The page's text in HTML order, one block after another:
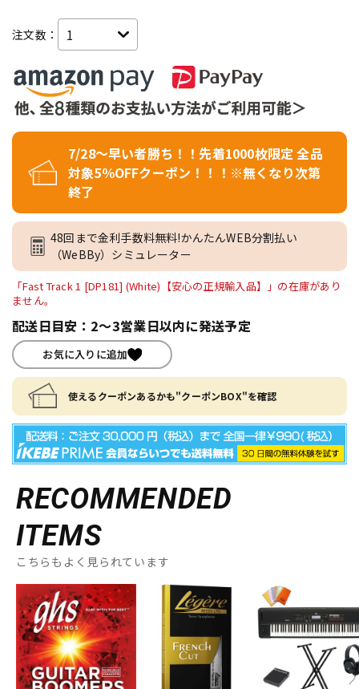
注文数：
7/28～早い者勝ち！！先着1000枚限定 全品
対象5％OFFクーポン！！！※無くなり次第
終了
48回まで金利手数料無料!かんたんWEB分割払い
（WeBBy）シミュレーター
「Fast Track 1 [DP181] (White)【安心の正規輸入品】」の在庫があり
ません。
配送日目安：2～3営業日以内に発送予定
お気に入りに追加
使えるクーポンあるかも"クーポンBOX"を確認
RECOMMENDED
ITEMS
こちらもよく見られています